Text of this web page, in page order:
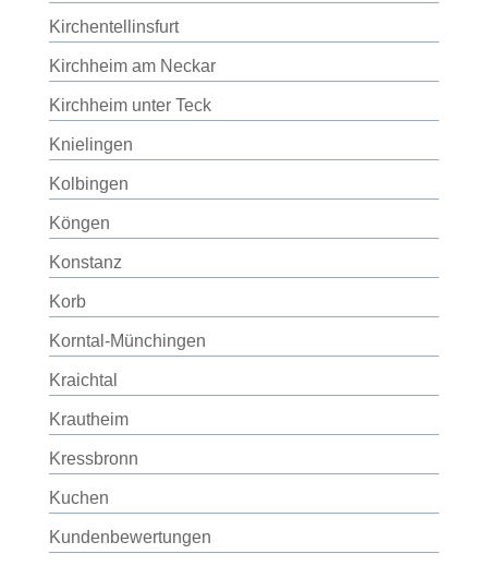
Kirchentellinsfurt
Kirchheim am Neckar
Kirchheim unter Teck
Knielingen
Kolbingen
Köngen
Konstanz
Korb
Korntal-Münchingen
Kraichtal
Krautheim
Kressbronn
Kuchen
Kundenbewertungen